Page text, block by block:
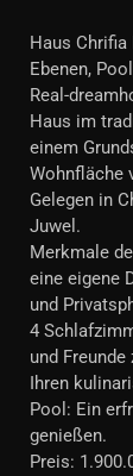
Haus Chrifia
Ebenen,
Real-
Haus im
einem
Wohnfläche
Gelegen in
Juwel.
Merkmale
eine eigene
und
4
und
Ihren
Pool: Ein
genießen.
Preis: